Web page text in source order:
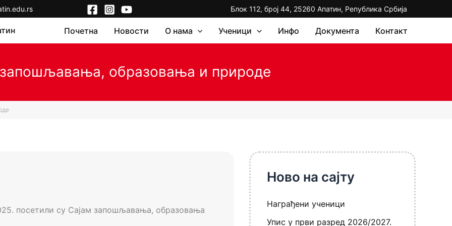
Блок 112, број 44, 25260 Апатин, Република Србија
Почетна Новости О нама Ученици Инфо Документа Контакт
образовања и природе
посетили су Сајам запошљавања, образовања
Ново на сајту
Награђени ученици
Упис у први разред 2026/2027.